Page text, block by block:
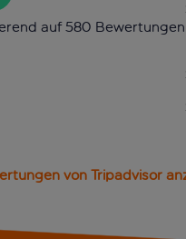
auf 580 Bewertungen
von Tripadvisor